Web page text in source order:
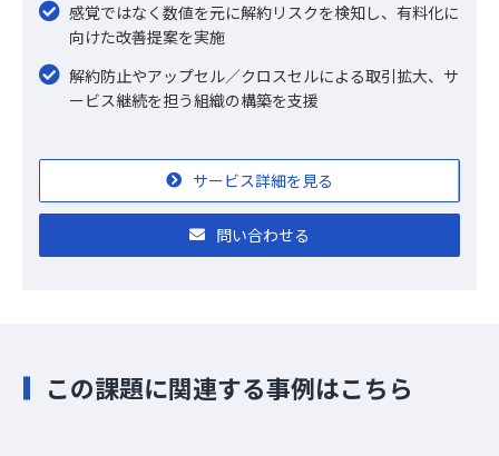
感覚ではなく数値を元に解約リスクを検知し、有料化に
向けた改善提案を実施
解約防止やアップセル／クロスセルによる取引拡大、サ
ービス継続を担う組織の構築を支援
サービス詳細を見る
問い合わせる
この課題に関連する事例はこちら